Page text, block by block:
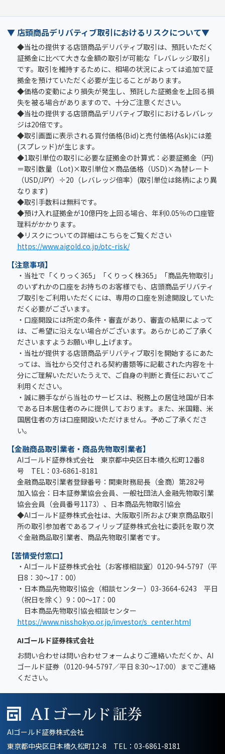
▼ 店頭商品デリバティブ取引におけるリスクについて▼
◆当社の提供する店頭商品デリバティブ取引は、預託いただく
証拠金に比べて大きな金額の取引が可能な「レバレッジ取引」
です。取引を維持するために、相場の状況によっては追加で証
拠金を預けていただく必要が生じることがあります。
◆価格の変動により損失が発生し、預託した証拠金を上回る損
失を被る場合がありますので、十分ご注意ください。
◆当社の提供する店頭商品デリバティブ取引におけるレバレッ
ジは20倍です。
◆取引画面に表示される買付価格(Bid)と売付価格(Ask)には差
(スプレッド)が生じます。
◆1取引単位の取引に必要な証拠金の計算式：必要証拠金（円)
＝取引数量（Lot)×取引単位×商品価格（USD)×為替レート
（USD/JPY）÷20（レバレッジ倍率）(取引単位は銘柄により異
なります)
◆取引手数料は無料です。
◆預け入れ証拠金が10億円を上回る場合、年利0.05％の口座管
理料がかかります。
◆リスクについての詳細はこちらをご覧ください
https://www.aigold.co.jp/otc-risk/
【注意事項】
・当社で「くりっく365」「くりっく株365」「商品先物取引」
のいずれかの口座をお持ちのお客様でも、店頭商品デリバティ
ブ取引をご利用いただくには、専用の口座を別途開設していた
だく必要がございます。
・口座開設には所定の条件・審査があり、審査の結果によって
は、ご希望に沿えない場合がございます。あらかじめご了承く
ださいますようお願い申し上げます。
・当社が提供する店頭商品デリバティブ取引を開始するにあた
っては、当社から交付される契約書類等に記載された内容を十
分にご理解いただいたうえで、ご自身の判断と責任においてご
利用ください。
・誠に勝手ながら当社のサービスは、税務上の居住地国が日本
である日本居住者のみに提供しております。また、米国籍、米
国居住者の方は口座開設いただけません。予めご了承くださ
い。
【金融商品取引業者・商品先物取引業者】
AIゴールド証券株式会社 東京都中央区日本橋久松町12番8
号 TEL：03-6861-8181
金融商品取引業者登録番号：関東財務局長（金商）第282号
加入協会：日本証券業協会会員、一般社団法人金融先物取引業
協会会員（会員番号1173）、日本商品先物取引協会
◆AIゴールド証券株式会社は、大阪取引所および東京商品取引
所の取引参加者であるフィリップ証券株式会社に委託を取り次
ぐ金融商品取引業者、商品先物取引業者です。
【苦情受付窓口】
・AIゴールド証券株式会社（お客様相談室）0120-94-5797（平
日8：30～17：00）
・日本商品先物取引協会（相談センター）03-3664-6243 平日
（祝日を除く）9：00～17：00
日本商品先物取引協会相談センター
https://www.nisshokyo.or.jp/investor/s_center.html
AIゴールド証券株式会社
お問い合わせは問い合わせフォームよりご連絡いただくか、AI
ゴールド証券（0120-94-5797／平日 8:30～17:00）までご連絡
ください。
AIゴールド証券株式会社
東京都中央区日本橋久松町12-8 TEL： 03-6861-8181